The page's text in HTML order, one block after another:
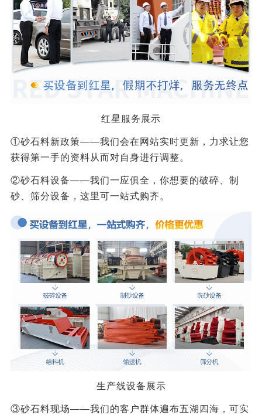
红星服务展示
①砂石料新政策——我们会在网站实时更新，力求让您
获得第一手的资料从而对自身进行调整。
②砂石料设备——我们一应俱全，你想要的破碎、制
砂、筛分设备，这里可一站式购齐。
生产线设备展示
③砂石料现场——我们的客户群体遍布五湖四海，可实